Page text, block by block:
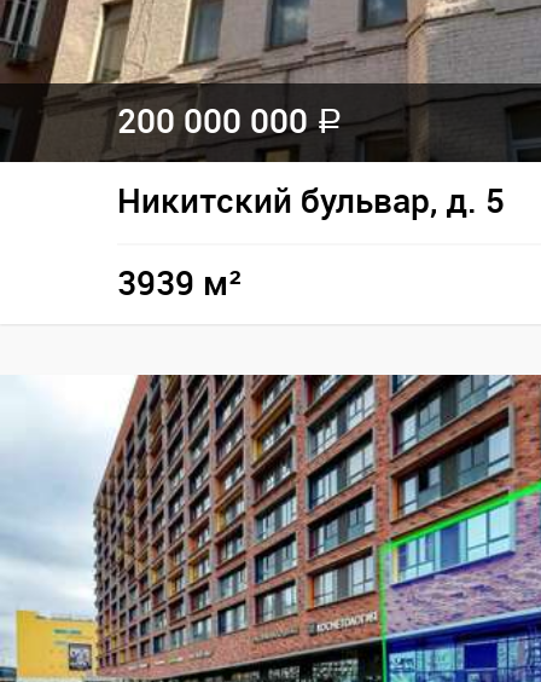
200 000 000a
Никитский бульвар, д. 5
3939 м²